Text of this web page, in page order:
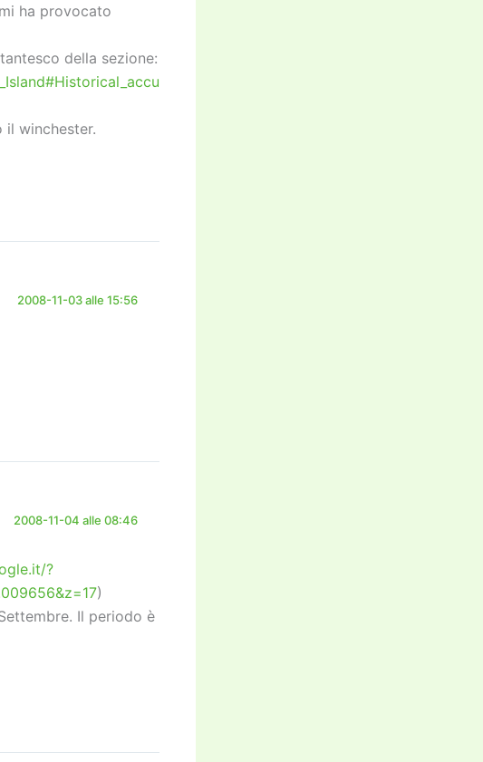
ha provocato
della sezione:
il winchester.
2008-11-03 alle 15:56
2008-11-04 alle 08:46
?
)
Il periodo è